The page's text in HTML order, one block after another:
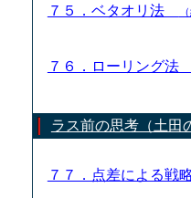
７５．ベタオリ法
７６．ローリング法
ラス前の思考（土田
７７．点差による戦